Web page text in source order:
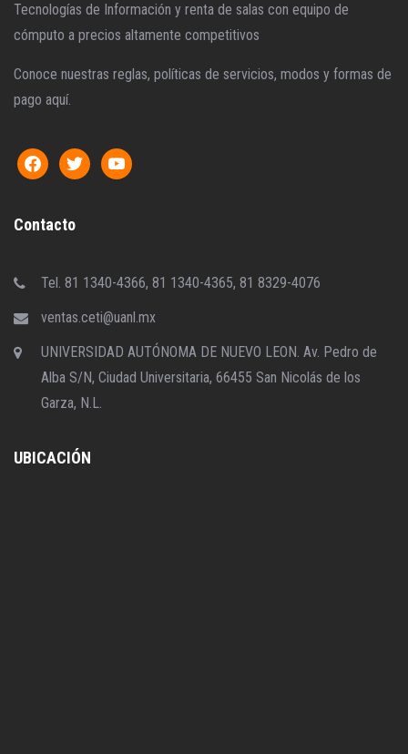
Tecnologías de Información y renta de salas con equipo de
cómputo a precios altamente competitivos
Conoce nuestras reglas, políticas de servicios, modos y formas de
pago aquí.
Contacto
Tel. 81 1340-4366, 81 1340-4365, 81 8329-4076
ventas.ceti@uanl.mx
UNIVERSIDAD AUTÓNOMA DE NUEVO LEON. Av. Pedro de
Alba S/N, Ciudad Universitaria, 66455 San Nicolás de los
Garza, N.L.
UBICACIÓN